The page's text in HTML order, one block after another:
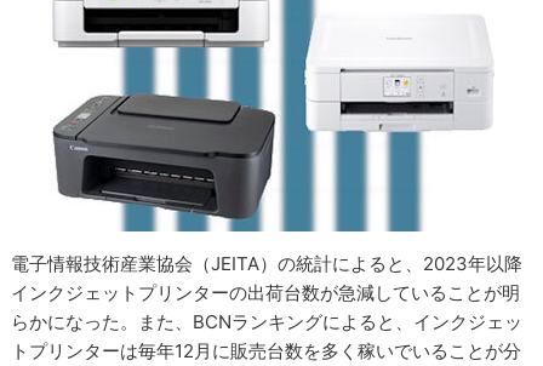
電子情報技術産業協会（JEITA）の統計によると、2023年以降
インクジェットプリンターの出荷台数が急減していることが明
らかになった。また、BCNランキングによると、インクジェッ
トプリンターは毎年12月に販売台数を多く稼いでいることが分